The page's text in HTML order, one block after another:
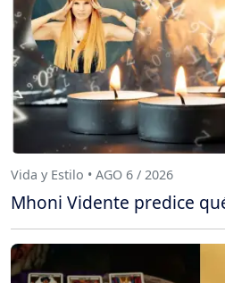
Vida y Estilo • AGO 6 / 2026
Mhoni Vidente predice